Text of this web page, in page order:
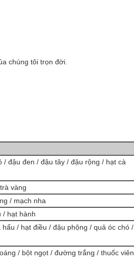
chúng tôi trọn đời.
đậu đen / đậu tây / đậu rộng / hạt cà
vàng
/ mạch nha
/ hạt hành
/ hạt điều / đậu phộng / quả óc chó /
/ bột ngọt / đường trắng / thuốc viên